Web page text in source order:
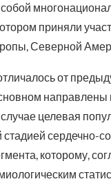
приняли
Северной
от
направлены
целевая
сердечно-
которому,